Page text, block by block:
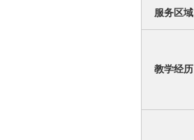
服务区域
教学经历